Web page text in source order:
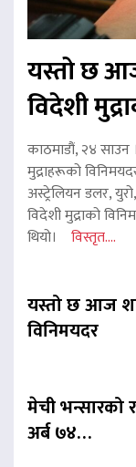
यस्तो छ
विदेशी
काठमाडौं, २४ साउन
मुद्राहरूको
अस्ट्रेलियन डलर,
विदेशी मुद्राको
थियो। विस्तृत....
यस्तो छ आज
विनिमयदर
मेची भन्सारको
अर्ब ७४…